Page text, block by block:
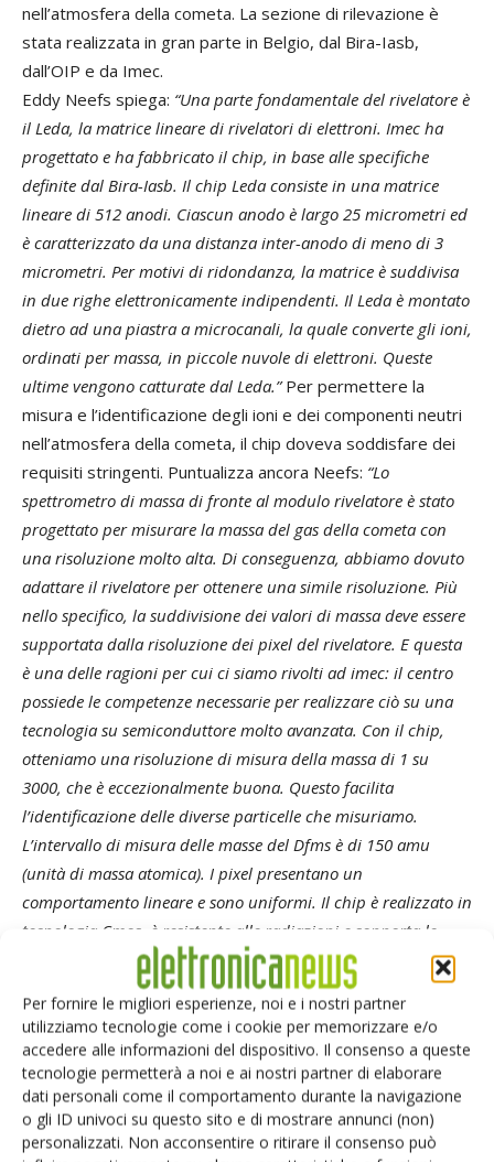
Per fornire le migliori esperienze, noi e i nostri partner
utilizziamo tecnologie come i cookie per memorizzare e/o
accedere alle informazioni del dispositivo. Il consenso a queste
tecnologie permetterà a noi e ai nostri partner di elaborare
dati personali come il comportamento durante la navigazione
o gli ID univoci su questo sito e di mostrare annunci (non)
personalizzati. Non acconsentire o ritirare il consenso può
nell’atmosfera della cometa. La sezione di rilevazione è
stata realizzata in gran parte in Belgio, dal Bira-Iasb,
dall’OIP e da Imec.
Eddy Neefs spiega: “Una parte fondamentale del rivelatore è
il Leda, la matrice lineare di rivelatori di elettroni. Imec ha
progettato e ha fabbricato il chip, in base alle specifiche
definite dal Bira-Iasb. Il chip Leda consiste in una matrice
lineare di 512 anodi. Ciascun anodo è largo 25 micrometri ed
è caratterizzato da una distanza inter-anodo di meno di 3
micrometri. Per motivi di ridondanza, la matrice è suddivisa
in due righe elettronicamente indipendenti. Il Leda è montato
dietro ad una piastra a microcanali, la quale converte gli ioni,
ordinati per massa, in piccole nuvole di elettroni. Queste
ultime vengono catturate dal Leda.”Per permettere la
misura e l’identificazione degli ioni e dei componenti neutri
nell’atmosfera della cometa, il chip doveva soddisfare dei
requisiti stringenti. Puntualizza ancora Neefs: “Lo
spettrometro di massa di fronte al modulo rivelatore è stato
progettato per misurare la massa del gas della cometa con
una risoluzione molto alta. Di conseguenza, abbiamo dovuto
adattare il rivelatore per ottenere una simile risoluzione. Più
nello specifico, la suddivisione dei valori di massa deve essere
supportata dalla risoluzione dei pixel del rivelatore. E questa
è una delle ragioni per cui ci siamo rivolti ad imec: il centro
possiede le competenze necessarie per realizzare ciò su una
tecnologia su semiconduttore molto avanzata. Con il chip,
otteniamo una risoluzione di misura della massa di 1 su
3000, che è eccezionalmente buona. Questo facilita
l’identificazione delle diverse particelle che misuriamo.
L’intervallo di misura delle masse del Dfms è di 150 amu
(unità di massa atomica). I pixel presentano un
comportamento lineare e sono uniformi. Il chip è realizzato in
tecnologia Cmos, è resistente alle radiazioni e sopporta le
basse temperature. Inoltre, la sensibilità del chip e la sua
velocità di acquisizione dati soddisfano le nostre aspettative.”
Sono state le comete a portare l’acqua sulla Terra?
L’appuntamento della sonda Rosetta con la cometa ha
avuto luogo all’inizio di agosto 2014. Da allora in poi, Rosina
“ha esplorato” l’atmosfera della cometa. Per preparare